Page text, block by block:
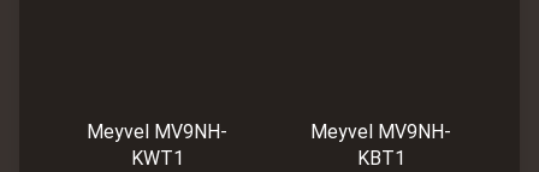
Meyvel MV9NH-
KWT1
Meyvel MV9NH-
KBT1